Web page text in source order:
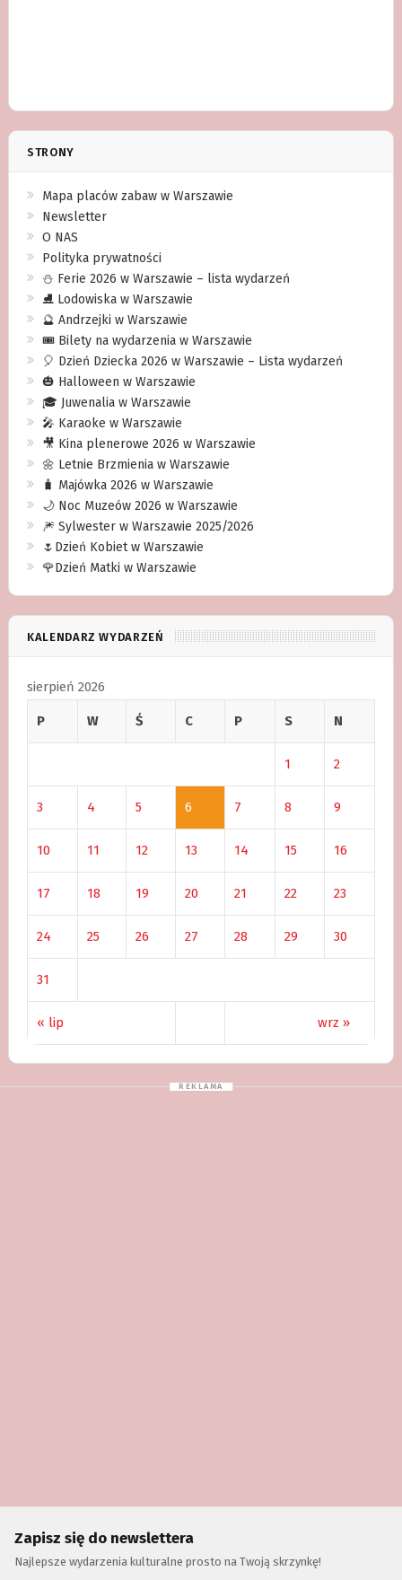
STRONY
Mapa placów zabaw w Warszawie
Newsletter
O NAS
Polityka prywatności
⛄️ Ferie 2026 w Warszawie – lista wydarzeń
⛸ Lodowiska w Warszawie
🔮 Andrzejki w Warszawie
🎟️ Bilety na wydarzenia w Warszawie
🎈 Dzień Dziecka 2026 w Warszawie – Lista wydarzeń
🎃 Halloween w Warszawie
🎓 Juwenalia w Warszawie
🎤 Karaoke w Warszawie
🎥 Kina plenerowe 2026 w Warszawie
🌼 Letnie Brzmienia w Warszawie
🧳 Majówka 2026 w Warszawie
🌙 Noc Muzeów 2026 w Warszawie
🎆 Sylwester w Warszawie 2025/2026
🌷Dzień Kobiet w Warszawie
🌹Dzień Matki w Warszawie
KALENDARZ WYDARZEŃ
sierpień 2026
P W Ś C P S N
« lip wrz »
1 2
3 4 5 6 7 8 9
10 11 12 13 14 15 16
17 18 19 20 21 22 23
24 25 26 27 28 29 30
31
Zapisz się do newslettera
Najlepsze wydarzenia kulturalne prosto na Twoją skrzynkę!